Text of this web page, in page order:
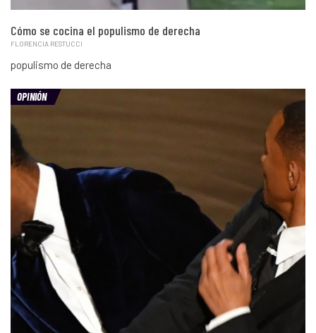
Cómo se cocina el populismo de derecha
FLORENCIA RESTUCCI
populismo de derecha
OPINIÓN